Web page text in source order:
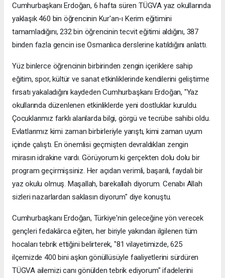
Cumhurbaşkanı Erdoğan, 6 hafta süren TÜGVA yaz okullarında
yaklaşık 460 bin öğrencinin Kur'an-ı Kerim eğitimini
tamamladığını, 232 bin öğrencinin tecvit eğitimi aldığını, 387
binden fazla gencin ise Osmanlıca derslerine katıldığını anlattı.
Yüz binlerce öğrencinin birbirinden zengin içeriklere sahip
eğitim, spor, kültür ve sanat etkinliklerinde kendilerini geliştirme
fırsatı yakaladığını kaydeden Cumhurbaşkanı Erdoğan, "Yaz
okullarında düzenlenen etkinliklerde yeni dostluklar kuruldu.
Çocuklarımız farklı alanlarda bilgi, görgü ve tecrübe sahibi oldu.
Evlatlarımız kimi zaman birbirleriyle yarıştı, kimi zaman uyum
içinde çalıştı. En önemlisi geçmişten devraldıkları zengin
mirasın idrakine vardı. Görüyorum ki gerçekten dolu dolu bir
program geçirmişsiniz. Her açıdan verimli, başarılı, faydalı bir
yaz okulu olmuş. Maşallah, barekallah diyorum. Cenabı Allah
sizleri nazarlardan saklasın diyorum" diye konuştu.
Cumhurbaşkanı Erdoğan, Türkiye'nin geleceğine yön verecek
gençleri fedakârca eğiten, her biriyle yakından ilgilenen tüm
hocaları tebrik ettiğini belirterek, "81 vilayetimizde, 625
ilçemizde 400 bini aşkın gönüllüsüyle faaliyetlerini sürdüren
TÜGVA ailemizi canı gönülden tebrik ediyorum" ifadelerini